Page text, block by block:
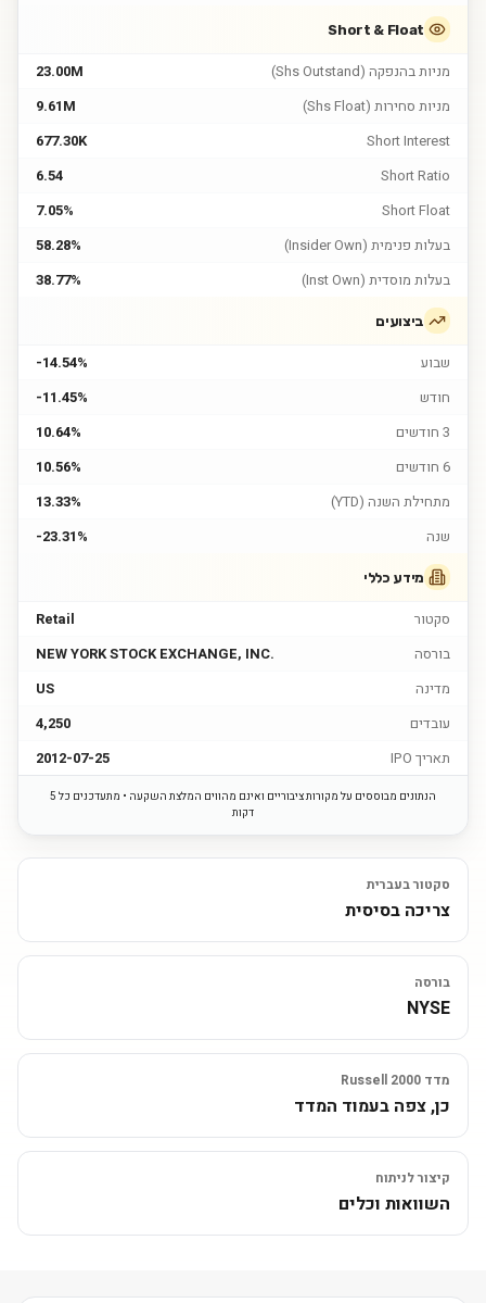
Short & Float
מניות בהנפקה (Shs Outstand)
23.00M
מניות סחירות (Shs Float)
9.61M
Short Interest
677.30K
Short Ratio
6.54
Short Float
7.05%
בעלות פנימית (Insider Own)
58.28%
בעלות מוסדית (Inst Own)
38.77%
ביצועים
שבוע
-14.54%
חודש
-11.45%
3 חודשים
10.64%
6 חודשים
10.56%
מתחילת השנה (YTD)
13.33%
שנה
-23.31%
מידע כללי
סקטור
Retail
בורסה
NEW YORK STOCK EXCHANGE, INC.
מדינה
US
עובדים
4,250
תאריך IPO
2012-07-25
הנתונים מבוססים על מקורות ציבוריים ואינם מהווים המלצת השקעה • מתעדכנים כל 5
דקות
סקטור בעברית
צריכה בסיסית
בורסה
NYSE
מדד Russell 2000
כן, צפה בעמוד המדד
קיצור לניתוח
השוואות וכלים